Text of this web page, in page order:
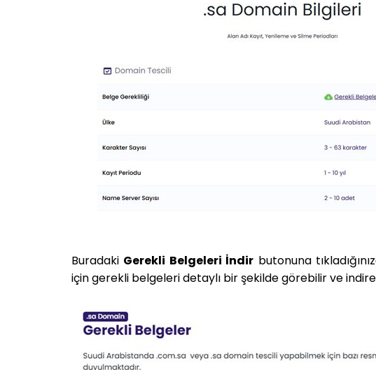
Buradaki Gerekli Belgeleri İndir butonuna
için gerekli belgeleri detaylı bir şekilde görebilir ve